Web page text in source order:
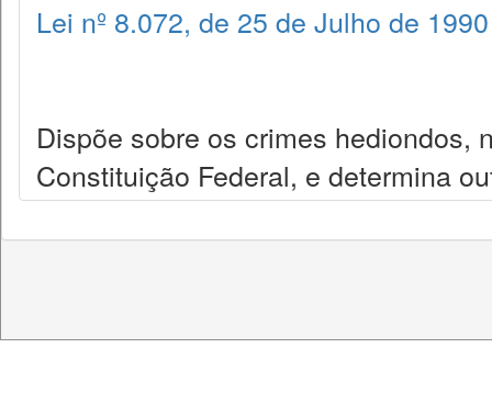
Lei nº 8.072, de 25 de Julho de 1990
Dispõe sobre os crimes hediondos,
Constituição Federal, e determina